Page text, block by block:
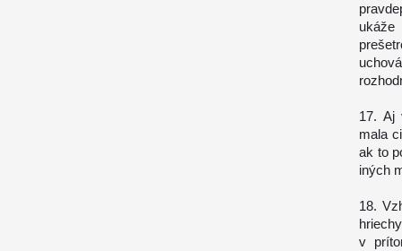
ukáže
17. Aj
mala
ak to
iných
18.
v